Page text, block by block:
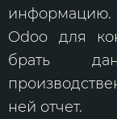
информацию.
Odoo для
брать
ней отчет.